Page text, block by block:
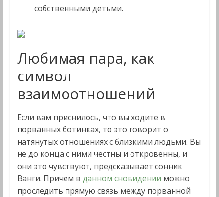
собственными детьми.
Любимая пара, как
символ
взаимоотношений
Если вам приснилось, что вы ходите в
порванных ботинках, то это говорит о
натянутых отношениях с близкими людьми. Вы
не до конца с ними честны и откровенны, и
они это чувствуют, предсказывает сонник
Ванги. Причем в данном сновидении можно
проследить прямую связь между порванной